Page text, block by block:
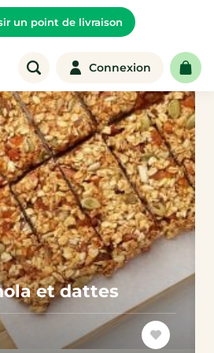
un point de livraison
Connexion
et dattes